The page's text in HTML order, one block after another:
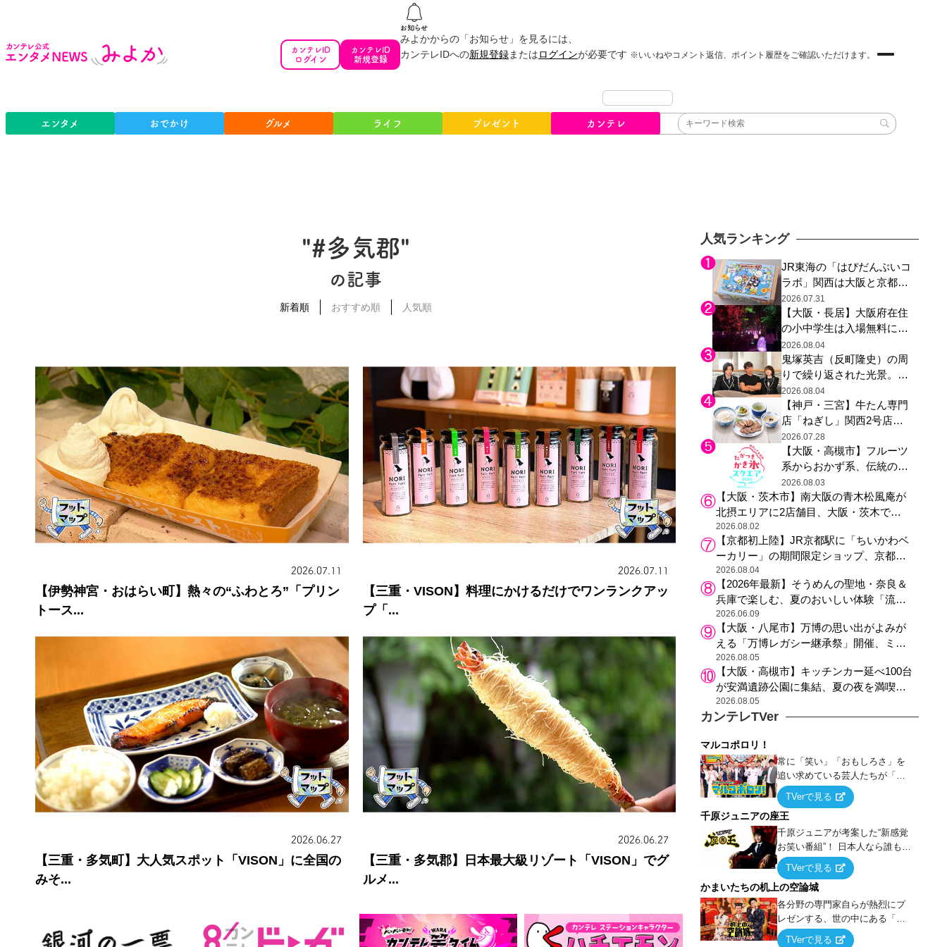
カンテレID
ログイン
カンテレID
新規登録
みよかからの「お知らせ」を見るには、
カンテレIDへの新規登録またはログインが必要です ※いいねやコメント返信、ポイント履歴をご確認いただけます。
エンタメ おでかけ グルメ ライフ プレゼント カンテレ
"#多気郡"
の記事
新着順 おすすめ順 人気順
2026.07.11
【伊勢神宮・おはらい町】熱々の“ふわとろ”「プリン
トース...
2026.07.11
【三重・VISON】料理にかけるだけでワンランクアッ
プ「...
2026.06.27
【三重・多気町】大人気スポット「VISON」に全国の
みそ...
2026.06.27
【三重・多気郡】日本最大級リゾート「VISON」でグ
ルメ...
人気ランキング
JR東海の「はぴだんぶいコ
ラボ」関西は大阪と京都の
み、日焼けしたポチャッコ
らサンリオキャラが描かれ
た駅弁やグッズが登場
2026.07.31
【大阪・長居】大阪府在住
の小中学生は入場無料に、
チームラボが「夏休みの自
由研究の課題に」と「ボタ
ニカルガーデン 大阪」へ招
待
2026.08.04
鬼塚英吉（反町隆史）の周
りで繰り返された光景。ド
ラマ『GTO』第３話で光っ
た演出の巧みさ
2026.08.04
【神戸・三宮】牛たん専門
店「ねぎし」関西2号店が
登場、ファンら「8月が待
ち遠しい」と早くから注目
2026.07.28
【大阪・高槻市】フルーツ
系からおかず系、伝統の天
然氷まで人気店が集結、高
槻阪急スクエアで「かき
氷」祭り
2026.08.03
【大阪・茨木市】南大阪の青木松風庵が
北摂エリアに2店舗目、大阪・茨木で
も“焼きたて”の月化粧が食べられる
2026.08.02
【京都初上陸】JR京都駅に「ちいかわベ
ーカリー」の期間限定ショップ、京都の
銘菓“おたべ”との限定コラボも
2026.08.04
【2026年最新】そうめんの聖地・奈良＆
兵庫で楽しむ、夏のおいしい体験「流し
そうめん体験」おすすめ3選
2026.06.09
【大阪・八尾市】万博の思い出がよみが
える「万博レガシー継承祭」開催、ミャ
クミャク登場、大屋根リング木材展示も
2026.08.05
【大阪・高槻市】キッチンカー延べ100台
が安満遺跡公園に集結、夏の夜を満喫す
る4日間のグルメイベント
2026.08.05
カンテレTVer
マルコポロリ！
常に「笑い」「おもしろさ」を
追い求めている芸人たちが「芸
能界」という大海原に漕ぎ出で
て、新たなオモシロ人間を発掘
する！
TVerで見る
千原ジュニアの座王
千原ジュニアが考案した“新感覚
お笑い番組”！ 日本人なら誰もが
馴染みのある『イス取りゲー
ム』をベースに、大喜利・ギャ
グ・モノボケ・歌…など様々な
お題で芸人がショートネタを競
い合う！
TVerで見る
かまいたちの机上の空論城
各分野の専門家自らが熱烈にプ
レゼンする、世の中にある「試
したことはないが、やってみた
TVerで見る